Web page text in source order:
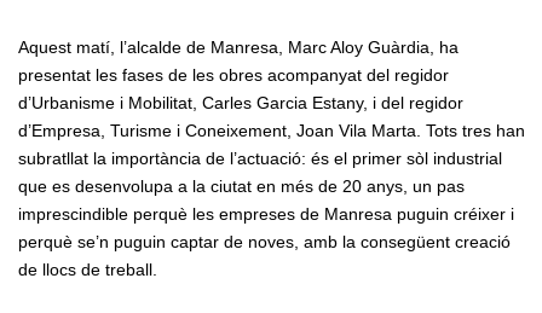
Aquest matí, l’alcalde de Manresa, Marc Aloy Guàrdia, ha
presentat les fases de les obres acompanyat del regidor
d’Urbanisme i Mobilitat, Carles Garcia Estany, i del regidor
d’Empresa, Turisme i Coneixement, Joan Vila Marta. Tots tres han
subratllat la importància de l’actuació: és el primer sòl industrial
que es desenvolupa a la ciutat en més de 20 anys, un pas
imprescindible perquè les empreses de Manresa puguin créixer i
perquè se’n puguin captar de noves, amb la consegüent creació
de llocs de treball.